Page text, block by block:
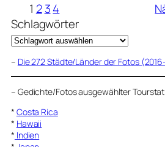
1 2 34
Schlagwörter
– Die 272 Städte/Länder der Fotos
– Gedichte/Fotos ausgewählter
* Costa Rica
* Hawaii
* Indien